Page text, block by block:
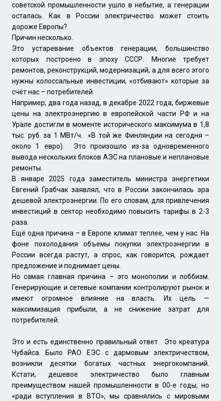
советской промышленности ушло в небытие, а генерации
осталась. Как в России электричество может стоить
дороже Европы?
Причин несколько.
Это устаревание объектов генерации, большинство
которых построено в эпоху СССР. Многие требует
ремонтов, реконструкций, модернизаций, а для всего этого
нужны колоссальные инвестиции, «отбивают» которые за
счёт нас – потребителей.
Например, два года назад, в декабре 2022 года, биржевые
цены на электроэнергию в европейской части РФ и на
Урале достигли в моменте исторического максимума в 1,8
тыс. руб. за 1 МВт/ч. «В той же Финляндии на сегодня –
около 1 евро). Это произошло из-за одновременного
вывода нескольких блоков АЭС на плановые и неплановые
ремонты.
В январе 2025 года заместитель министра энергетики
Евгений Грабчак заявлял, что в России закончилась эра
дешевой электроэнергии. По его словам, для привлечения
инвестиций в сектор необходимо повысить тарифы в 2-3
раза.
Ещё одна причина – в Европе климат теплее, чем у нас. На
фоне похолодания объемы покупки электроэнергии в
России всегда растут, а спрос, как говорится, рождает
предложение и поднимает цены.
Но самая главная причина – это монополии и лоббизм.
Генерирующие и сетевые компании контролируют рынок и
имеют огромное влияние на власть. Их цель —
максимизация прибыли, а не снижение затрат для
потребителей.
Это и есть единственно правильный ответ. Это креатура
Чубайса. Было РАО ЕЭС с дармовым электричеством,
возникли десятки богатых частных энергокомпаний.
Кстати, дешевое электричество было главным
преимуществом нашей промышленности в 00-е годы, но
«ради вступления в ВТО», мы сравнялись с мировыми